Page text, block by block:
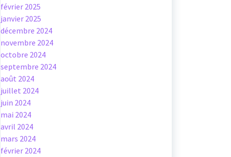
février 2025
janvier 2025
décembre 2024
novembre 2024
octobre 2024
septembre 2024
août 2024
juillet 2024
juin 2024
mai 2024
avril 2024
mars 2024
février 2024